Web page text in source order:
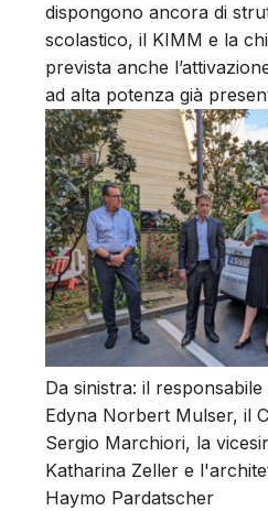
dispongono ancora di
scolastico, il KIMM e la
prevista anche
ad alta potenza già
Da sinistra: il
Edyna Norbert Mulser, il
Sergio Marchiori, la
Katharina Zeller e
Haymo Pardatscher